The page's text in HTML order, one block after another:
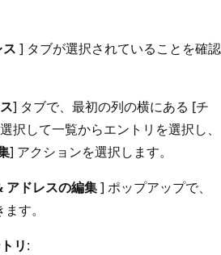
] タブが選択されていることを確認
] タブで、最初の列の横にある [チ
択して一覧からエントリを選択し、
] アクションを選択します。
アドレスの編集] ポップアップで、
す。
リ: